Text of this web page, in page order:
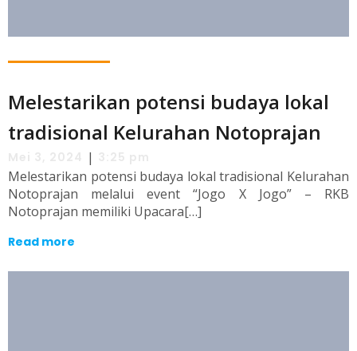
Melestarikan potensi budaya lokal
tradisional Kelurahan Notoprajan
|
Melestarikan potensi budaya lokal tradisional Kelurahan
Notoprajan melalui event “Jogo X Jogo” – RKB
Notoprajan memiliki Upacara[…]
Read more